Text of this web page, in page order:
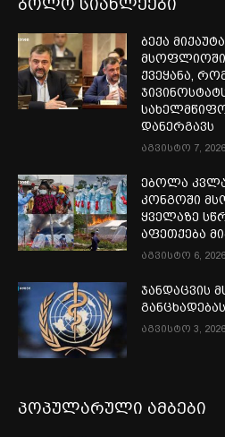
ბექა
ქვეყანა,
დანერგავს
აგვისტო 7, 2026
ებოლა
კონგოში
ყველაზე
აფეთქება
აგვისტო 6, 2026
ჯანდაცვის
აგვისტო 3, 2026
პოპულარული ამბები